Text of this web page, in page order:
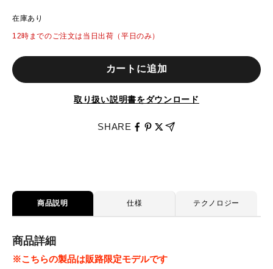
在庫あり
12時までのご注文は当日出荷（平日のみ）
カートに追加
取り扱い説明書をダウンロード
SHARE
商品説明 仕様 テクノロジー
商品詳細
※こちらの製品は販路限定モデルです